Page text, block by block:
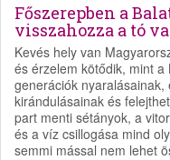
Főszerepben a
visszahozza a tó
Kevés hely van
és érzelem kötődik, mint
generációk
kirándulásainak és
part menti sétányok, a
és a víz csillogása mind
semmi mással nem lehet